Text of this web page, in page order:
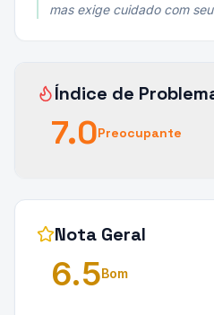
mas exige cuidado com
Índice de
7.0Preocupante
Nota Geral
6.5Bom